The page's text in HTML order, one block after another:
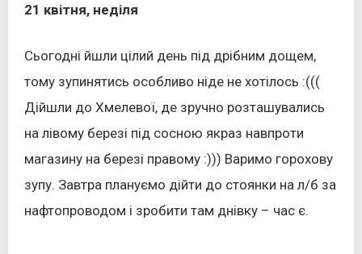
21 квітня, неділя
Сьогодні йшли цілий день під дрібним дощем,
тому зупинятись особливо ніде не хотілось :(((
Дійшли до Хмелевої, де зручно розташувались
на лівому березі під сосною якраз навпроти
магазину на березі правому :))) Варимо горохову
зупу. Завтра плануємо дійти до стоянки на л/б за
нафтопроводом і зробити там днівку – час є.